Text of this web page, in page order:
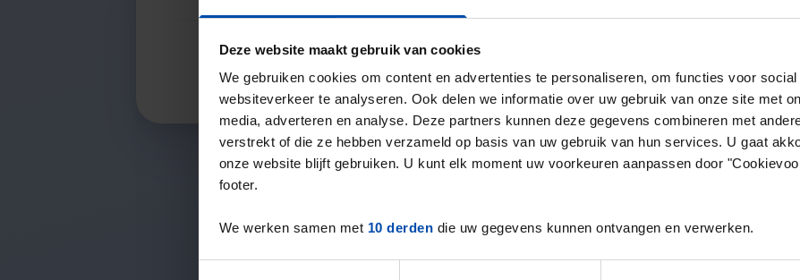
Deze website maakt gebruik van cookies
We gebruiken cookies om content en advertenties te personaliseren, om functies voor
websiteverkeer te analyseren. Ook delen we informatie over uw gebruik van onze site met
media, adverteren en analyse. Deze partners kunnen deze gegevens combineren met
verstrekt of die ze hebben verzameld op basis van uw gebruik van hun services. U gaat
onze website blijft gebruiken. U kunt elk moment uw voorkeuren aanpassen door
footer.
We werken samen met 10 derden die uw gegevens kunnen ontvangen en verwerken.